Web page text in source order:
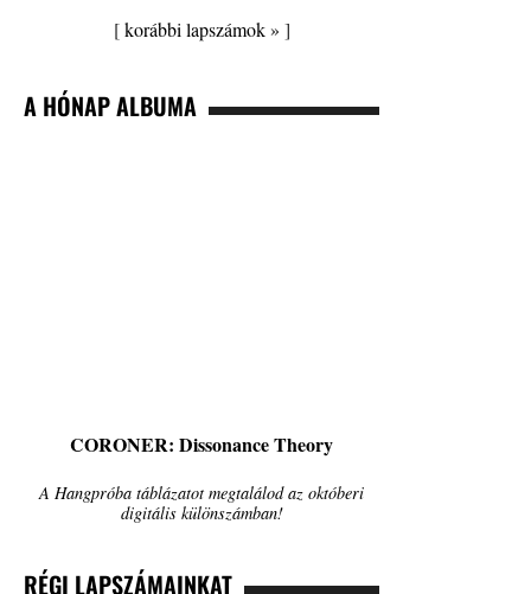
[korábbi lapszámok » ]
A HÓNAP ALBUMA
CORONER: Dissonance Theory
A Hangpróba táblázatot megtalálod az októberi
digitális különszámban!
RÉGI LAPSZÁMAINKAT